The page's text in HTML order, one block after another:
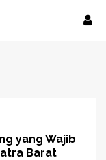
yang Wajib
Barat